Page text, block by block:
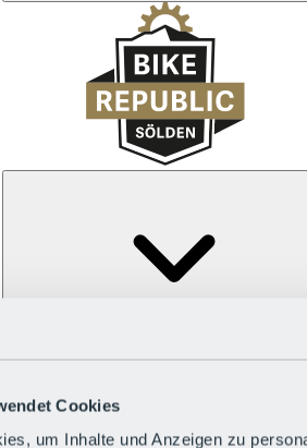
Cookies
um Inhalte und Anzeigen zu
Bürger:in werden